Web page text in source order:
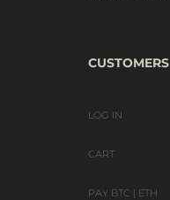
CUSTOMERS
LOG IN
CART
PAY BTC | ETH